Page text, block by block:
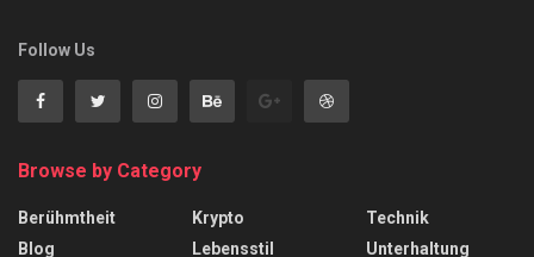
Follow Us
Browse by Category
Berühmtheit
Blog
Krypto
Lebensstil
Technik
Unterhaltung